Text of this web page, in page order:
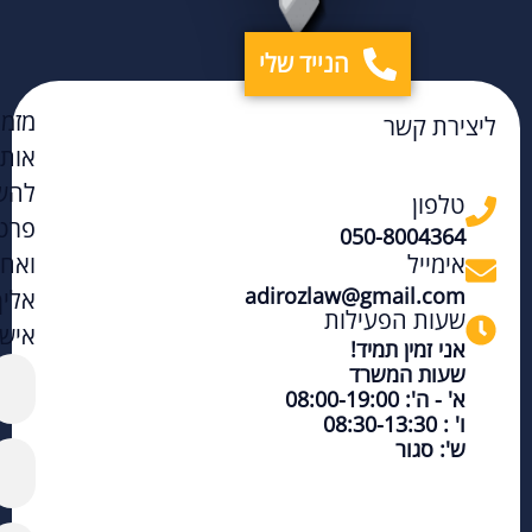
ליצירת קשר
טלפון
050-8004364
אימייל
adirozlaw@gmail.com
שעות הפעילות
אני זמין תמיד!
שעות המשרד
א' - ה': 08:00-19:00
ו' : 08:30-13:30
ש': סגור
הנייד שלי